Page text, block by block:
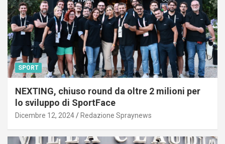
SPORT
NEXTING, chiuso round da oltre 2 milioni per
lo sviluppo di SportFace
Dicembre 12, 2024 Redazione Spraynews